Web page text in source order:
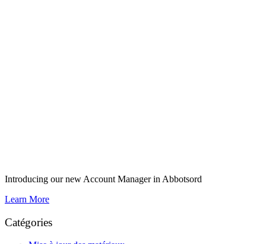
Introducing our new Account Manager in Abbotsord
Learn More
Catégories